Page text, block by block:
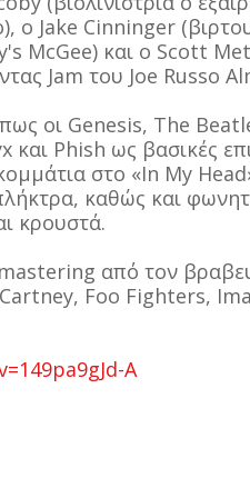
ο Jake Cinninger
McGee) και ο Scott
Jam του Joe Russo
οι Genesis, The
Phish ως βασικές
στο «In My
καθώς και
κρουστά.
από τον
Foo Fighters,
A